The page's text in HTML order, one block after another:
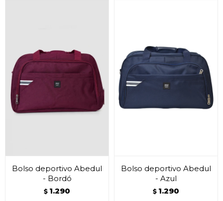
Bolso deportivo Abedul
- Bordó
$ 1.290
Bolso deportivo Abedul
- Azul
$ 1.290